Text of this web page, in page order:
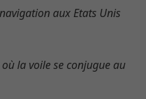
aux Etats Unis
où la voile se conjugue au